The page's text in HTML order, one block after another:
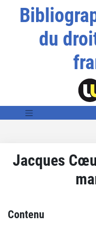
du
Jacques
Contenu